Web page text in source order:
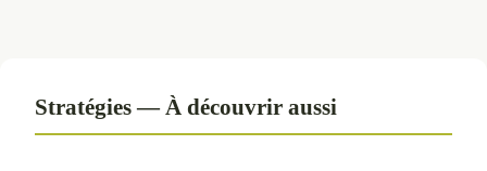
Stratégies — À découvrir aussi